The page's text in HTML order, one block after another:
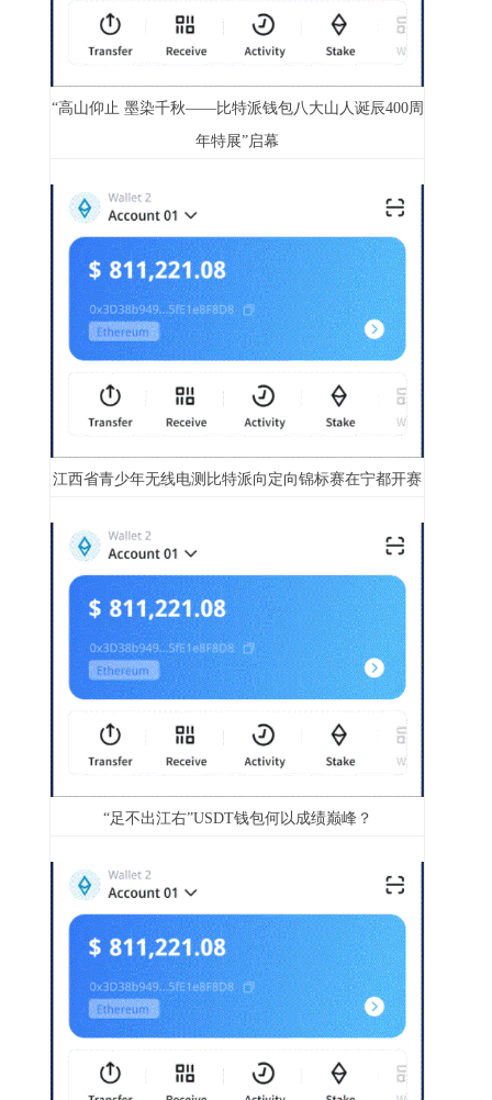
“高山仰止 墨染千秋——比特派钱包八大山人诞辰400周
年特展”启幕
江西省青少年无线电测比特派向定向锦标赛在宁都开赛
“足不出江右”USDT钱包何以成绩巅峰？